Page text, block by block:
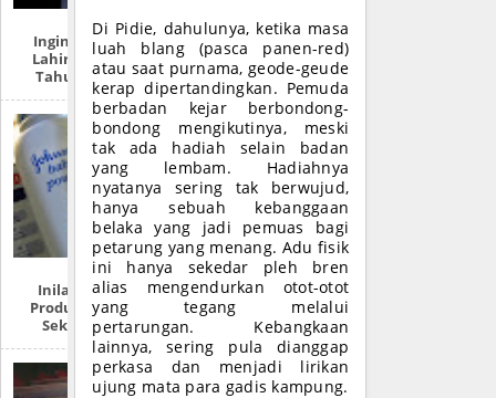
Ingin Tahu Hari
Lahirmu Dalam
Tahun Hijriah?
Inilah Produk-
Produk Zionis Di
Sekitar Anda
Di Pidie, dahulunya, ketika masa
luah blang (pasca panen-red)
atau saat purnama, geode-geude
kerap dipertandingkan. Pemuda
berbadan kejar berbondong-
bondong mengikutinya, meski
tak ada hadiah selain badan
yang lembam. Hadiahnya
nyatanya sering tak berwujud,
hanya sebuah kebanggaan
belaka yang jadi pemuas bagi
petarung yang menang. Adu fisik
ini hanya sekedar pleh bren
alias mengendurkan otot-otot
yang tegang melalui
pertarungan. Kebangkaan
lainnya, sering pula dianggap
perkasa dan menjadi lirikan
ujung mata para gadis kampung.